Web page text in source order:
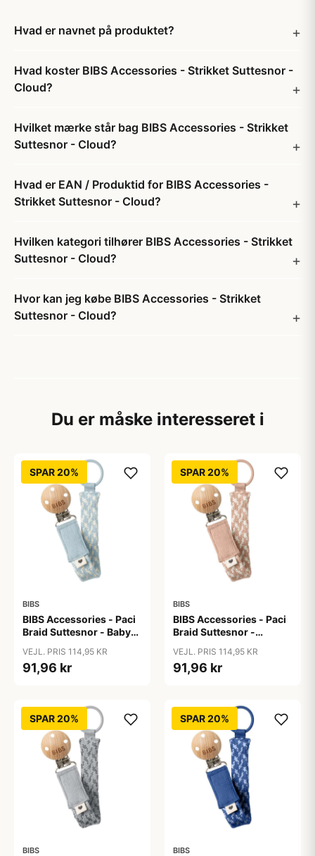
Hvad er navnet på produktet?
Hvad koster BIBS Accessories - Strikket Suttesnor -
Cloud?
Hvilket mærke står bag BIBS Accessories - Strikket
Suttesnor - Cloud?
Hvad er EAN / Produktid for BIBS Accessories -
Strikket Suttesnor - Cloud?
Hvilken kategori tilhører BIBS Accessories - Strikket
Suttesnor - Cloud?
Hvor kan jeg købe BIBS Accessories - Strikket
Suttesnor - Cloud?
Du er måske interesseret i
SPAR 20%
BIBS
BIBS Accessories - Paci
Braid Suttesnor - Baby
VEJL. PRIS 114,95 KR
91,96 kr
SPAR 20%
BIBS
BIBS Accessories - Paci
Braid Suttesnor -
VEJL. PRIS 114,95 KR
91,96 kr
SPAR 20%
BIBS
SPAR 20%
BIBS